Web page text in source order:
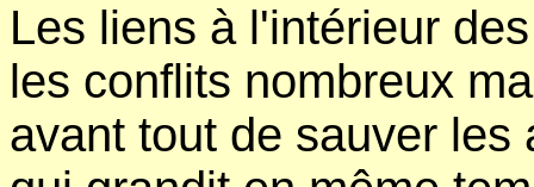
Les liens à l'intérieur
les conflits nombreux
avant tout de sauver